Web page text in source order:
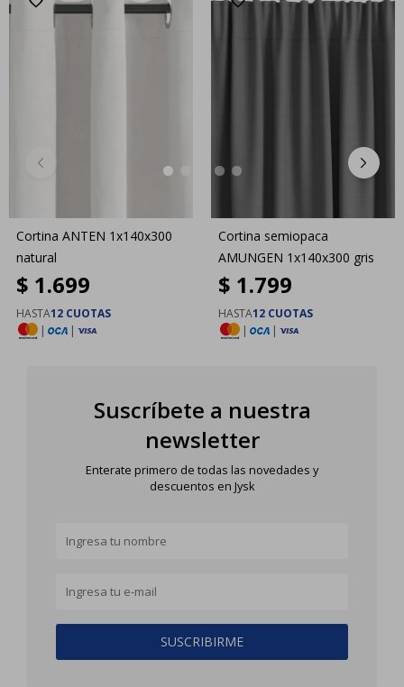
Cortina ANTEN 1x140x300
natural
$ 1.699
HASTA12 CUOTAS
|
|
Cortina semiopaca
AMUNGEN 1x140x300 gris
$ 1.799
HASTA12 CUOTAS
|
|
Suscríbete a nuestra
newsletter
Enterate primero de todas las novedades y
descuentos en Jysk
SUSCRIBIRME